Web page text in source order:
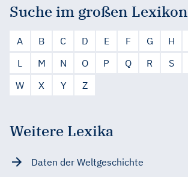
Suche im großen Lexikon
A B C D E F G H
L
M N O P Q R S
W
X Y Z
Weitere Lexika
Daten der Weltgeschichte